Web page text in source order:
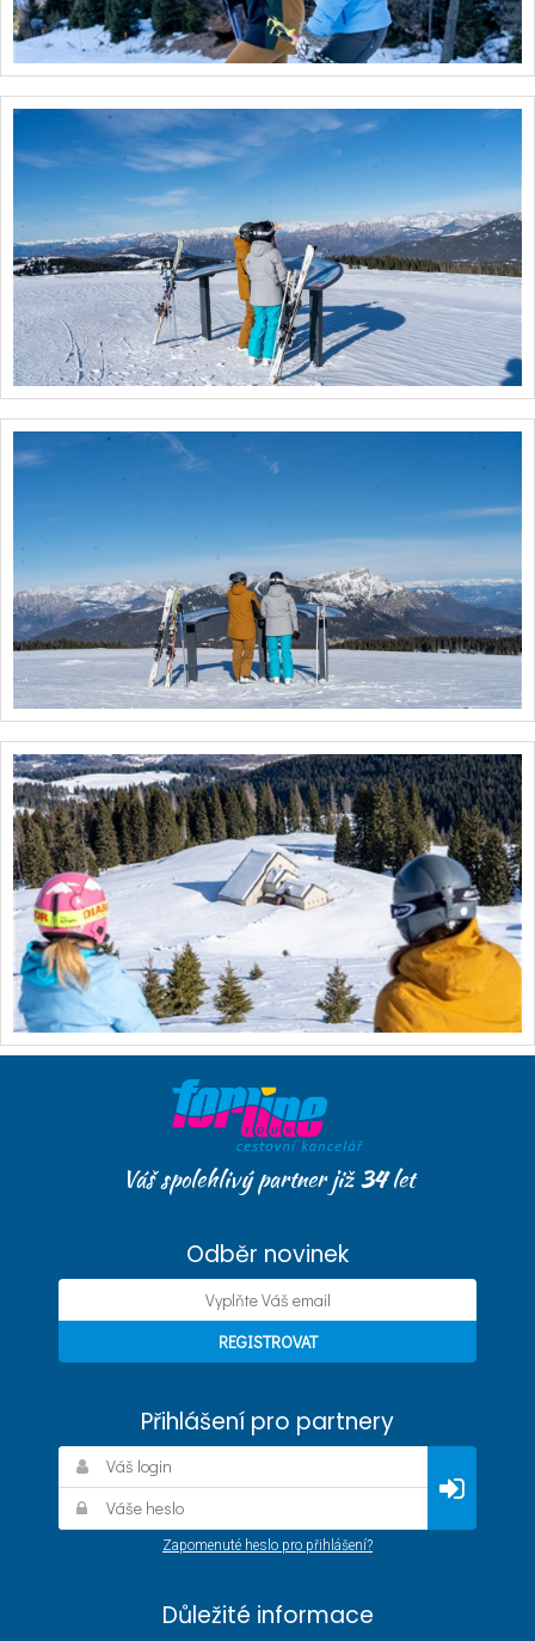
Váš spolehlivý partner již34let
Odběr novinek
Přihlášení pro partnery
Zapomenuté heslo pro přihlášení?
Důležité informace